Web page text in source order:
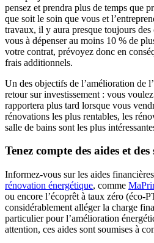
pensez et prendra plus de temps que
que soit le soin que vous et
travaux, il y aura presque toujours
vous à dépenser au moins 10 % de
votre contrat, prévoyez donc en
frais additionnels.
Un des objectifs de l’amélioration de
retour sur investissement : vous
rapportera plus tard lorsque vous
rénovations les plus rentables, les
salle de bains sont les plus
Tenez compte des aides et
Informez-vous sur les aides
rénovation énergétique, comme
ou encore l’écoprêt à taux zéro (éco-
considérablement alléger la charge
particulier pour l’amélioration
attention, ces aides sont soumises à